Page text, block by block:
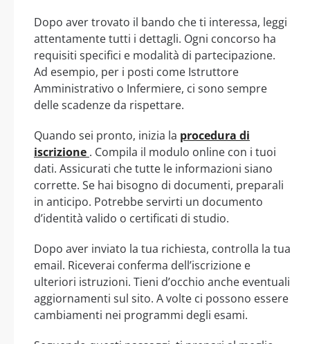
Dopo aver trovato il bando che ti interessa, leggi
attentamente tutti i dettagli. Ogni concorso ha
requisiti specifici e modalità di partecipazione.
Ad esempio, per i posti come Istruttore
Amministrativo o Infermiere, ci sono sempre
delle scadenze da rispettare.
Quando sei pronto, inizia la procedura di
iscrizione . Compila il modulo online con i tuoi
dati. Assicurati che tutte le informazioni siano
corrette. Se hai bisogno di documenti, preparali
in anticipo. Potrebbe servirti un documento
d’identità valido o certificati di studio.
Dopo aver inviato la tua richiesta, controlla la tua
email. Riceverai conferma dell’iscrizione e
ulteriori istruzioni. Tieni d’occhio anche eventuali
aggiornamenti sul sito. A volte ci possono essere
cambiamenti nei programmi degli esami.